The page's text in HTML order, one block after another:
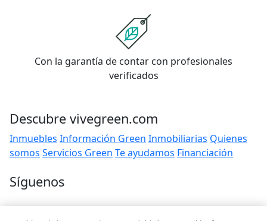
Con la garantía de contar con profesionales
verificados
Descubre vivegreen.com
Inmuebles Información Green Inmobiliarias Quienes
somos Servicios Green Te ayudamos Financiación
Síguenos
Contacto